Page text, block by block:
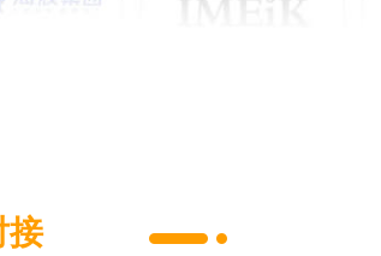
接